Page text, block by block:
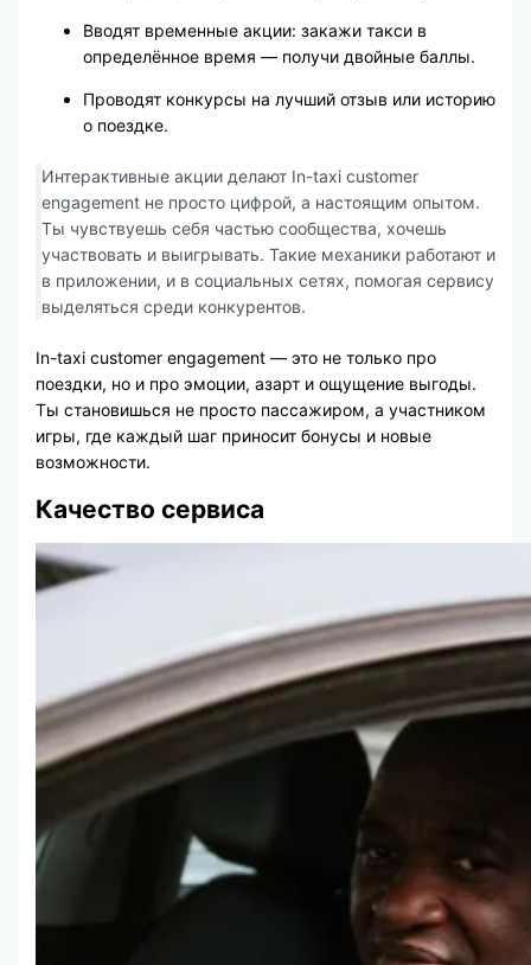
Вводят временные акции: закажи такси в
определённое время — получи двойные баллы.
Проводят конкурсы на лучший отзыв или историю
о поездке.
Интерактивные акции делают In-taxi customer
engagement не просто цифрой, а настоящим опытом.
Ты чувствуешь себя частью сообщества, хочешь
участвовать и выигрывать. Такие механики работают и
в приложении, и в социальных сетях, помогая сервису
выделяться среди конкурентов.
In-taxi customer engagement — это не только про
поездки, но и про эмоции, азарт и ощущение выгоды.
Ты становишься не просто пассажиром, а участником
игры, где каждый шаг приносит бонусы и новые
возможности.
Качество сервиса